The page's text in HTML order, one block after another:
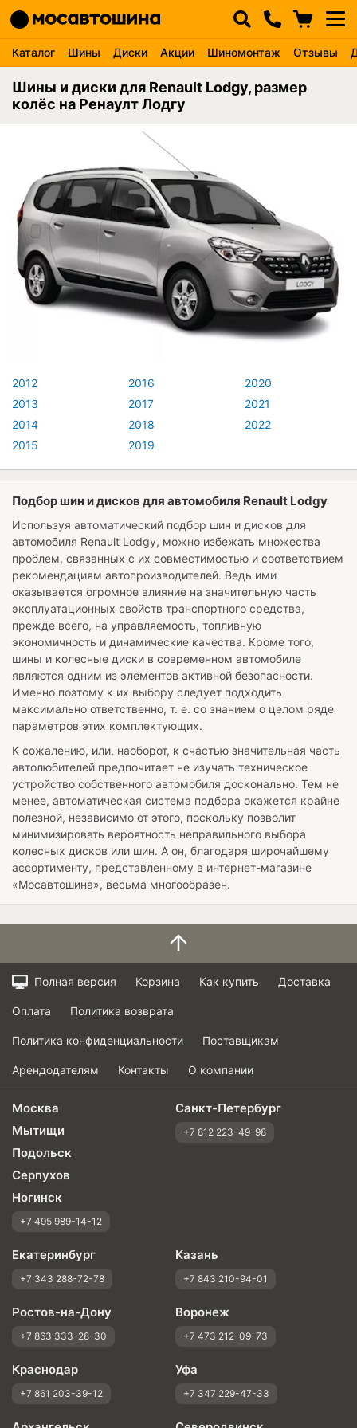
Каталог Шины Диски Акции Шиномонтаж Отзывы
Шины и диски для Renault Lodgy, размер
колёс на Ренаулт Лодгу
2012
2013
2014
2015
2016
2017
2018
2019
2020
2021
2022
Подбор шин и дисков для автомобиля Renault Lodgy
Используя автоматический подбор шин и дисков для
автомобиля Renault Lodgy, можно избежать множества
проблем, связанных с их совместимостью и соответствием
рекомендациям автопроизводителей. Ведь ими
оказывается огромное влияние на значительную часть
эксплуатационных свойств транспортного средства,
прежде всего, на управляемость, топливную
экономичность и динамические качества. Кроме того,
шины и колесные диски в современном автомобиле
являются одним из элементов активной безопасности.
Именно поэтому к их выбору следует подходить
максимально ответственно, т. е. со знанием о целом ряде
параметров этих комплектующих.
К сожалению, или, наоборот, к счастью значительная часть
автолюбителей предпочитает не изучать техническое
устройство собственного автомобиля досконально. Тем не
менее, автоматическая система подбора окажется крайне
полезной, независимо от этого, поскольку позволит
минимизировать вероятность неправильного выбора
колесных дисков или шин. А он, благодаря широчайшему
ассортименту, представленному в интернет-магазине
«Мосавтошина», весьма многообразен.
Полная версия Корзина Как купить Доставка
Оплата Политика возврата
Политика конфиденциальности Поставщикам
Арендодателям Контакты О компании
Москва
Мытищи
Подольск
Серпухов
Ногинск
+7 495 989-14-12
Санкт-Петербург
+7 812 223-49-98
Екатеринбург
+7 343 288-72-78
Казань
+7 843 210-94-01
Ростов-на-Дону
+7 863 333-28-30
Воронеж
+7 473 212-09-73
Краснодар
+7 861 203-39-12
Уфа
+7 347 229-47-33